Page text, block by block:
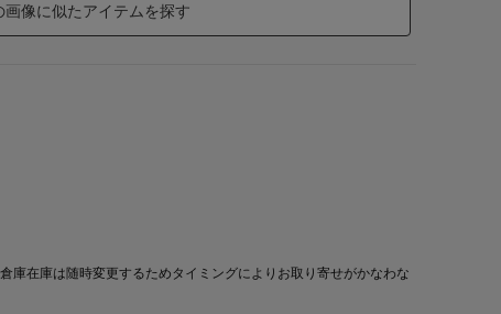
画像に似たアイテムを探す
庫在庫は随時変更するためタイミングによりお取り寄せがかなわな